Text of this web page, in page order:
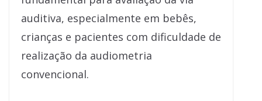
auditiva, especialmente em bebês,
crianças e pacientes com dificuldade de
realização da audiometria
convencional.